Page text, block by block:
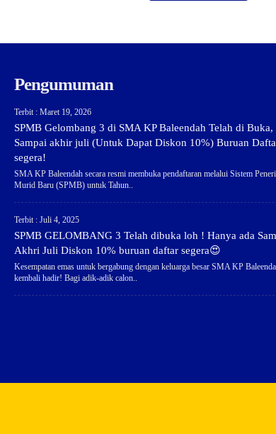
Pengumuman
Terbit : Maret 19, 2026
SPMB Gelombang 3 di SMA KP Baleendah Telah di Buka,
Sampai akhir juli (Untuk Dapat Diskon 10%) Buruan
segera!
SMA KP Baleendah secara resmi membuka pendaftaran melalui Sistem
Murid Baru (SPMB) untuk Tahun..
Terbit : Juli 4, 2025
SPMB GELOMBANG 3 Telah dibuka loh ! Hanya ada
Akhri Juli Diskon 10% buruan daftar segera😍
Kesempatan emas untuk bergabung dengan keluarga besar SMA KP
kembali hadir! Bagi adik-adik calon..